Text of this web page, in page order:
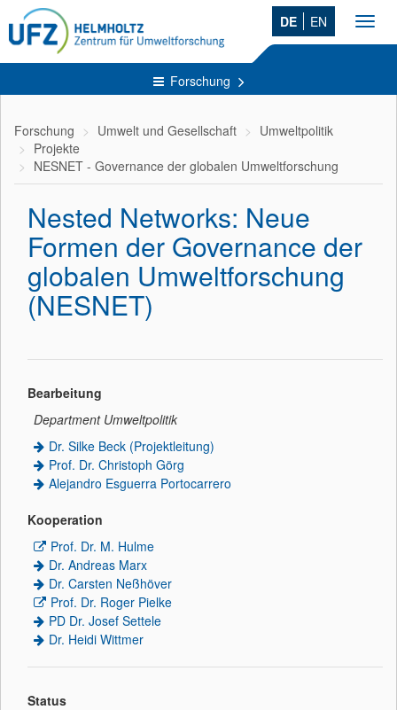
DE EN
Forschung
Forschung Umwelt und Gesellschaft
Umweltpolitik
Projekte
NESNET - Governance der globalen Umweltforschung
Nested Networks: Neue
Formen der Governance der
globalen Umweltforschung
(NESNET)
Bearbeitung
Department Umweltpolitik
Dr. Silke Beck (Projektleitung)
Prof. Dr. Christoph Görg
Alejandro Esguerra Portocarrero
Kooperation
Prof. Dr. M. Hulme
Dr. Andreas Marx
Dr. Carsten Neßhöver
Prof. Dr. Roger Pielke
PD Dr. Josef Settele
Dr. Heidi Wittmer
Status